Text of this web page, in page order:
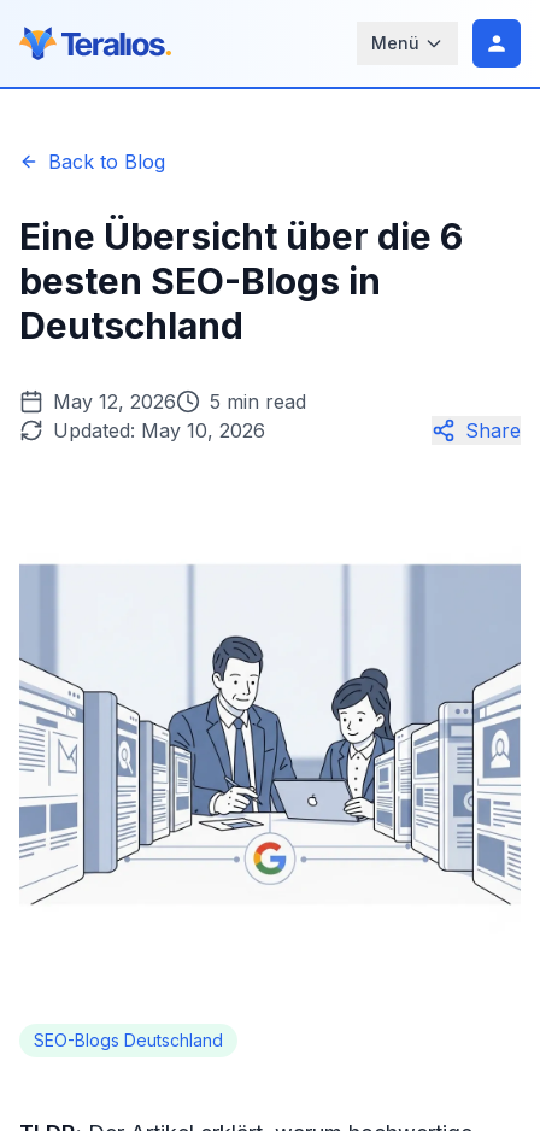
Menü
Back to Blog
Eine Übersicht über die 6
besten SEO-Blogs in
Deutschland
May 12, 2026
5 min read
Updated: May 10, 2026 Share
SEO-Blogs Deutschland